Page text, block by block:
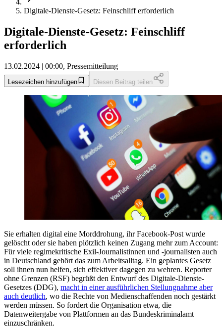
Digitale-Dienste-Gesetz: Feinschliff erforderlich
Digitale-Dienste-Gesetz: Feinschliff
erforderlich
13.02.2024 | 00:00, Pressemitteilung
Lesezeichen hinzufügen Diesen Beitrag teilen
Sie erhalten digital eine Morddrohung, ihr Facebook-Post wurde
gelöscht oder sie haben plötzlich keinen Zugang mehr zum Account:
Für viele regimekritische Exil-Journalistinnen und -journalisten auch
in Deutschland gehört das zum Arbeitsalltag. Ein geplantes Gesetz
soll ihnen nun helfen, sich effektiver dagegen zu wehren. Reporter
ohne Grenzen (RSF) begrüßt den Entwurf des Digitale-Dienste-
Gesetzes (DDG), macht in einer ausführlichen Stellungnahme aber
auch deutlich, wo die Rechte von Medienschaffenden noch gestärkt
werden müssen. So fordert die Organisation etwa, die
Datenweitergabe von Plattformen an das Bundeskriminalamt
einzuschränken.